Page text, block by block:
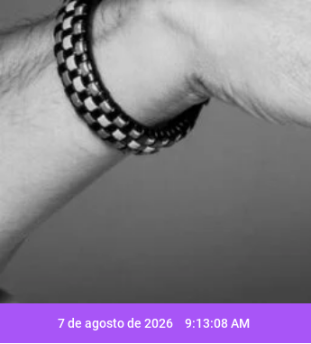
al
contenido
7 de agosto de 2026 9:13:09 AM